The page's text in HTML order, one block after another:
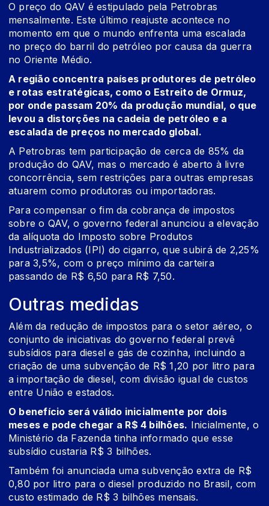
O preço do QAV é estipulado pela Petrobras
mensalmente. Este último reajuste acontece no
momento em que o mundo enfrenta uma escalada
no preço do barril do petróleo por causa da guerra
no Oriente Médio.
A região concentra países produtores de petróleo
e rotas estratégicas, como o Estreito de Ormuz,
por onde passam 20% da produção mundial, o que
levou a distorções na cadeia de petróleo e a
escalada de preços no mercado global.
A Petrobras tem participação de cerca de 85% da
produção do QAV, mas o mercado é aberto à livre
concorrência, sem restrições para outras empresas
atuarem como produtoras ou importadoras.
Para compensar o fim da cobrança de impostos
sobre o QAV, o governo federal anunciou aelevação
da alíquota do Imposto sobre Produtos
Industrializados (IPI) do cigarro, que subirá de 2,25%
para 3,5%, com o preço mínimo da carteira
passando de R$ 6,50 para R$ 7,50.
Outras medidas
Além da redução de impostos para o setor aéreo, o
conjunto de iniciativas do governo federal prevê
subsídios para diesel e gás de cozinha, incluindo a
criação de uma subvenção de R$ 1,20 por litro para
a importação de diesel, com divisão igual de custos
entre União e estados.
O benefício será válido inicialmente por dois
meses e pode chegar a R$ 4 bilhões. Inicialmente, o
Ministério da Fazenda tinha informado que esse
subsídio custaria R$ 3 bilhões.
Também foi anunciada uma subvenção extra de R$
0,80 por litro para o diesel produzido no Brasil, com
custo estimado de R$ 3 bilhões mensais.